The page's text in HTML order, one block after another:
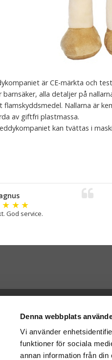
Denna webbplats
Vi använder
funktioner för sociala
annan information från
är CE-märkta och
barnsäker, alla detaljer på
Nallarna är
av giftfri plastmassa.
kan tvättas i
★ ★ ★
God service.
-
-
Betala